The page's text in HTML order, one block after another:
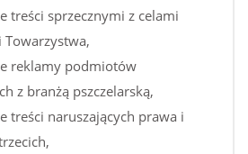
treści sprzecznymi z celami
reklamy podmiotów
z branżą pszczelarską,
treści naruszających prawa i